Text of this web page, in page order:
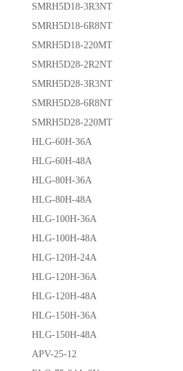
SMRH5D18-3R3NT
SMRH5D18-6R8NT
SMRH5D18-220MT
SMRH5D28-2R2NT
SMRH5D28-3R3NT
SMRH5D28-6R8NT
SMRH5D28-220MT
HLG-60H-36A
HLG-60H-48A
HLG-80H-36A
HLG-80H-48A
HLG-100H-36A
HLG-100H-48A
HLG-120H-24A
HLG-120H-36A
HLG-120H-48A
HLG-150H-36A
HLG-150H-48A
APV-25-12